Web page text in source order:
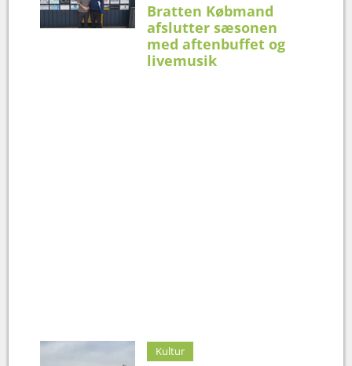
Bratten Købmand
afslutter sæsonen
med aftenbuffet og
livemusik
Kultur